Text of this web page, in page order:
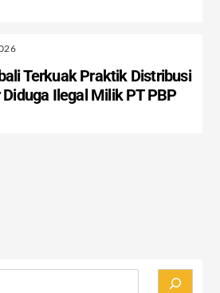
Terkuak Praktik Distribusi
Diduga Ilegal Milik PT PBP